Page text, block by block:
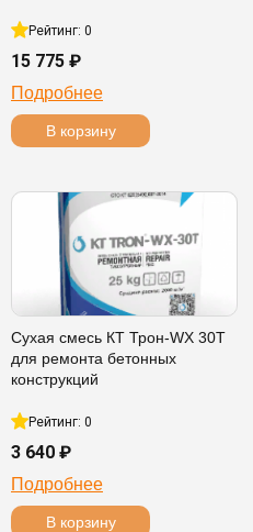
Рейтинг: 0
15 775 ₽
Подробнее
В корзину
Сухая смесь КТ Трон-WX 30T
для ремонта бетонных
конструкций
Рейтинг: 0
3 640 ₽
Подробнее
В корзину